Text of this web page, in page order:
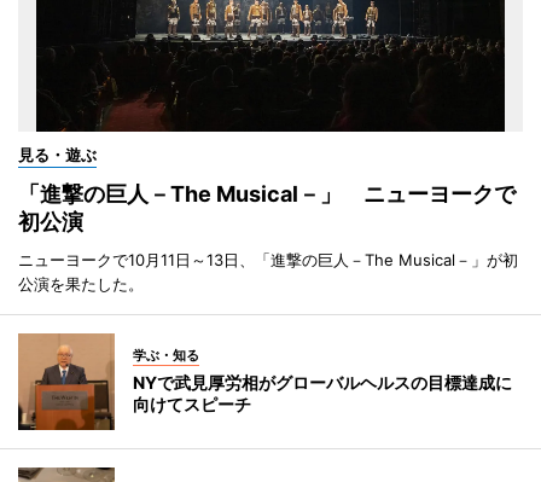
見る・遊ぶ
「進撃の巨人－The Musical－」 ニューヨークで
初公演
ニューヨークで10月11日～13日、「進撃の巨人－The Musical－」が初
公演を果たした。
学ぶ・知る
NYで武見厚労相がグローバルヘルスの目標達成に
向けてスピーチ